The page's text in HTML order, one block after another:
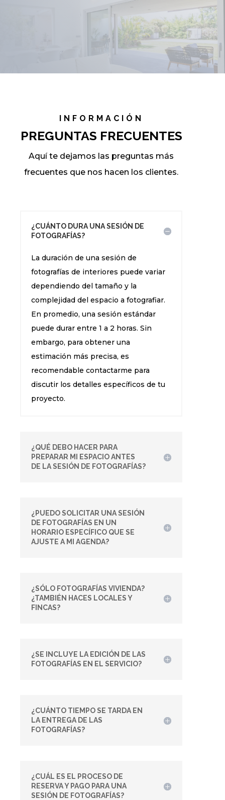
INFORMACIÓN
PREGUNTAS FRECUENTES
Aquí te dejamos las preguntas más
frecuentes que nos hacen los clientes.
¿CUÁNTO DURA UNA SESIÓN DE
FOTOGRAFÍAS?
La duración de una sesión de
fotografías de interiores puede variar
dependiendo del tamaño y la
complejidad del espacio a fotografiar.
En promedio, una sesión estándar
puede durar entre 1 a 2 horas. Sin
embargo, para obtener una
estimación más precisa, es
recomendable contactarme para
discutir los detalles específicos de tu
proyecto.
¿QUÉ DEBO HACER PARA
PREPARAR MI ESPACIO ANTES
DE LA SESIÓN DE FOTOGRAFÍAS?
¿PUEDO SOLICITAR UNA SESIÓN
DE FOTOGRAFÍAS EN UN
HORARIO ESPECÍFICO QUE SE
AJUSTE A MI AGENDA?
¿SÓLO FOTOGRAFÍAS VIVIENDA?
¿TAMBIÉN HACES LOCALES Y
FINCAS?
¿SE INCLUYE LA EDICIÓN DE LAS
FOTOGRAFÍAS EN EL SERVICIO?
¿CUÁNTO TIEMPO SE TARDA EN
LA ENTREGA DE LAS
FOTOGRAFÍAS?
¿CUÁL ES EL PROCESO DE
RESERVA Y PAGO PARA UNA
SESIÓN DE FOTOGRAFÍAS?